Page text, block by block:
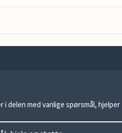
delen med vanlige spørsmål, hjelper